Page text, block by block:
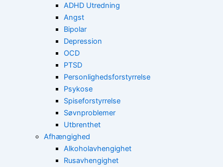
ADHD Utredning
Angst
Bipolar
Depression
OCD
PTSD
Personlighedsforstyrrelse
Psykose
Spiseforstyrrelse
Søvnproblemer
Utbrenthet
Afhængighed
Alkoholavhengighet
Rusavhengighet